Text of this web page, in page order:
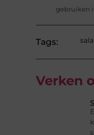
gebruiken
Tags:
Verken